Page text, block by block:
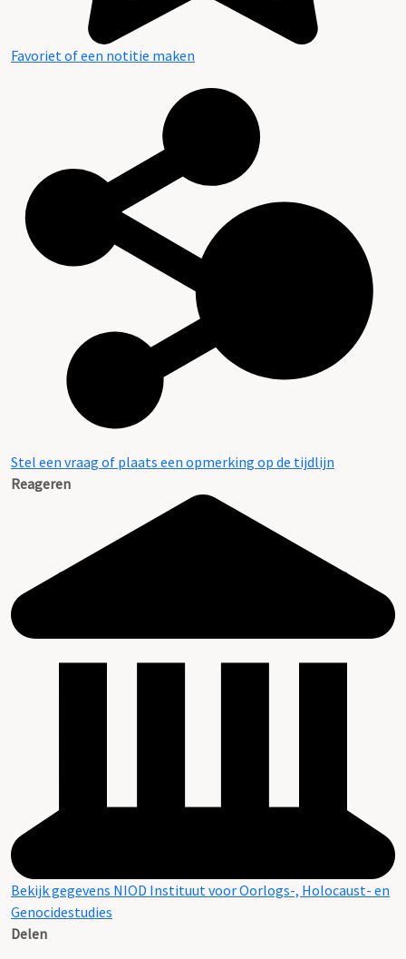
Favoriet of een notitie maken
Stel een vraag of plaats een opmerking op de tijdlijn
Reageren
Bekijk gegevens NIOD Instituut voor Oorlogs-, Holocaust- en
Genocidestudies
Delen